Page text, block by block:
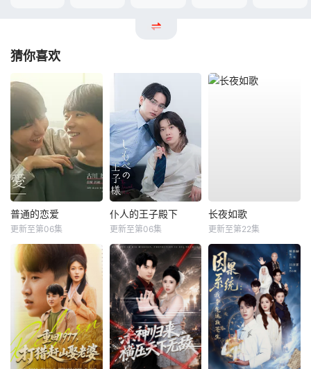
猜你喜欢
普通的恋爱
更新至第06集
仆人的王子殿下
更新至第06集
长夜如歌
更新至第22集